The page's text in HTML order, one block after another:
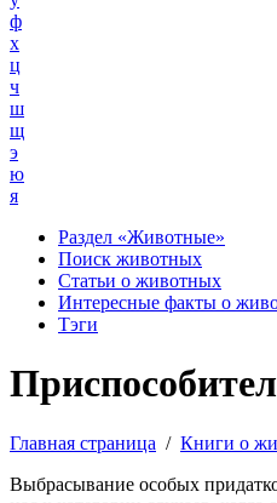
ф
х
ц
ч
ш
щ
э
ю
я
Раздел «Животные»
Поиск животных
Статьи о животных
Интересные факты о
Тэги
Главная страница / Книги о
Выбрасывание особых